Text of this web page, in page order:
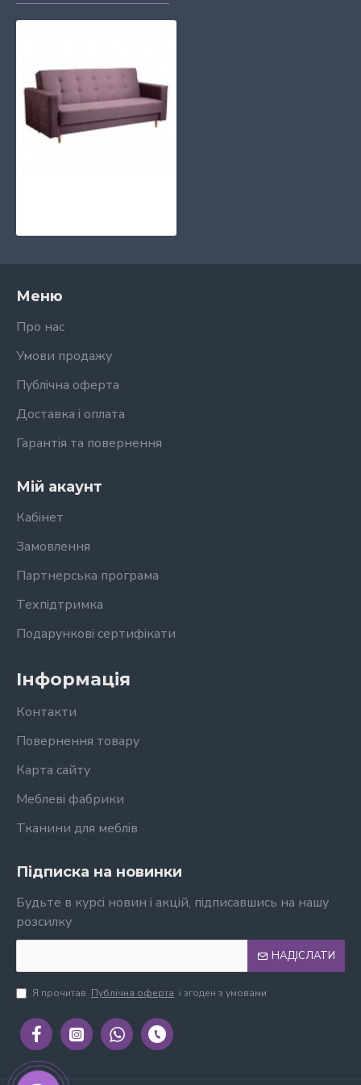
Меню
Про нас
Умови продажу
Публічна оферта
Доставка і оплата
Гарантія та повернення
Мій акаунт
Кабінет
Замовлення
Партнерська програма
Техпідтримка
Подарункові сертифікати
Інформація
Контакти
Повернення товару
Карта сайту
Меблеві фабрики
Тканини для меблів
Підписка на новинки
Будьте в курсі новин і акцій, підписавшись на нашу
розсилку
НАДІСЛАТИ
Я прочитав Публічна оферта і згоден з умовами